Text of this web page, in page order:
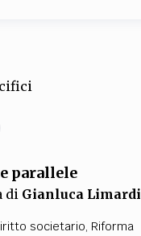
parallele
di Gianluca Limardi
societario, Riforma